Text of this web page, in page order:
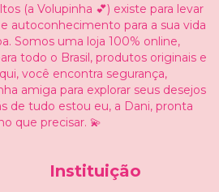
(a Volupinha 💕) existe para levar
autoconhecimento para a sua vida
Somos uma loja 100% online,
todo o Brasil, produtos originais e
você encontra segurança,
amiga para explorar seus desejos
de tudo estou eu, a Dani, pronta
que precisar. 💫
Instituição